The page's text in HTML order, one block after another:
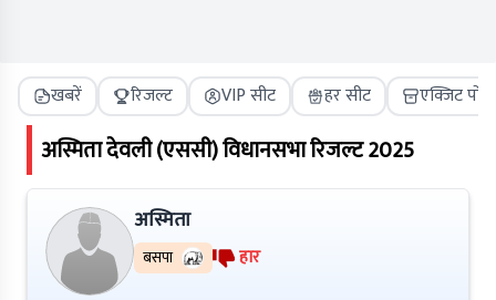
खबरें रिजल्ट VIP सीट हर सीट एक्जिट पोल
अस्मितादेवली (एससी)विधानसभा रिजल्ट2025
अस्मिता
बसपा हार